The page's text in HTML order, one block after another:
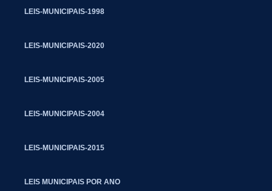
LEIS-MUNICIPAIS-1998
LEIS-MUNICIPAIS-2020
LEIS-MUNICIPAIS-2005
LEIS-MUNICIPAIS-2004
LEIS-MUNICIPAIS-2015
LEIS MUNICIPAIS POR ANO